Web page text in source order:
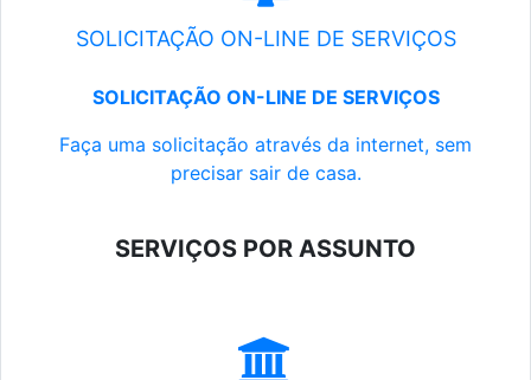
SOLICITAÇÃO ON-LINE DE SERVIÇOS
SOLICITAÇÃO ON-LINE DE SERVIÇOS
Faça uma solicitação através da internet, sem
precisar sair de casa.
SERVIÇOS POR ASSUNTO